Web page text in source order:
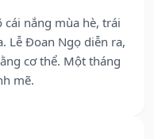
cái nắng mùa hè, trái
Lễ Đoan Ngọ diễn ra,
cơ thể. Một tháng
mẽ.